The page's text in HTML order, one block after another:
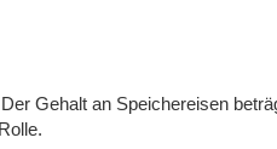
Gehalt an Speichereisen